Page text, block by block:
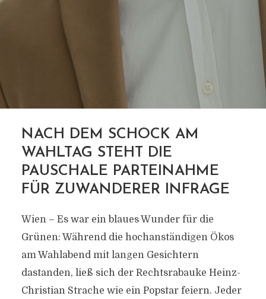
NACH DEM SCHOCK AM
WAHLTAG STEHT DIE
PAUSCHALE PARTEINAHME
FÜR ZUWANDERER INFRAGE
Wien – Es war ein blaues Wunder für die
Grünen: Während die hochanständigen Ökos
am Wahlabend mit langen Gesichtern
dastanden, ließ sich der Rechtsrabauke Heinz-
Christian Strache wie ein Popstar feiern. Jeder